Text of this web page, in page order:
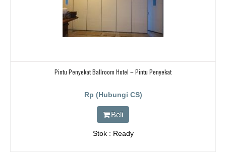
Pintu Penyekat Ballroom Hotel – Pintu Penyekat
Rp (Hubungi CS)
Beli
Stok : Ready